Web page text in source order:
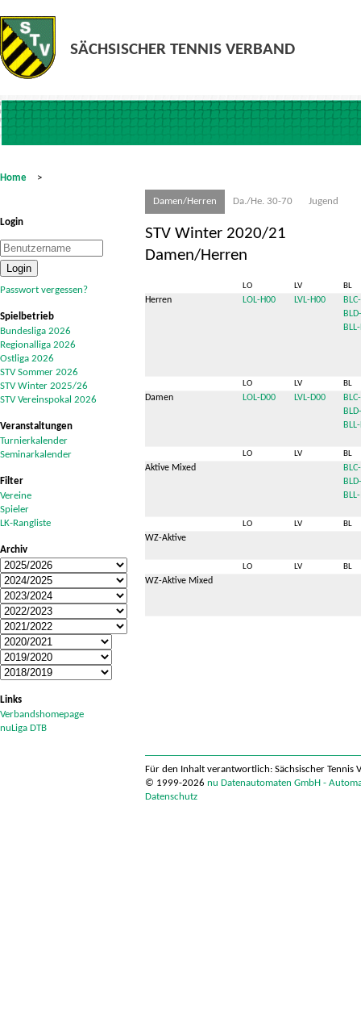
Damen/Herren Da./He. 30-70 Jugend
Home >
Login
Passwort vergessen?
Spielbetrieb
Bundesliga 2026
Regionalliga 2026
Ostliga 2026
STV Sommer 2026
STV Winter 2025/26
STV Vereinspokal 2026
Veranstaltungen
Turnierkalender
Seminarkalender
Filter
Vereine
Spieler
LK-Rangliste
Archiv
Links
Verbandshomepage
nuLiga DTB
STV Winter 2020/21
Damen/Herren
LO LV BL
Herren LOL-H00 LVL-H00
LO LV BL
Damen LOL-D00 LVL-D00
LO LV BL
Aktive Mixed
LO LV BL
WZ-Aktive
LO LV BL
WZ-Aktive Mixed
Für den Inhalt verantwortlich: Sächsischer Tennis
© 1999-2026 nu Datenautomaten GmbH -
Datenschutz